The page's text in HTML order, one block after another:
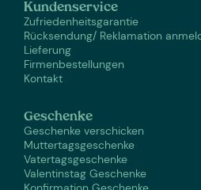
Kundenservice
Zufriedenheitsgarantie
Rücksendung/ Reklamation
Lieferung
Firmenbestellungen
Kontakt
Geschenke
Geschenke verschicken
Muttertagsgeschenke
Vatertagsgeschenke
Valentinstag Geschenke